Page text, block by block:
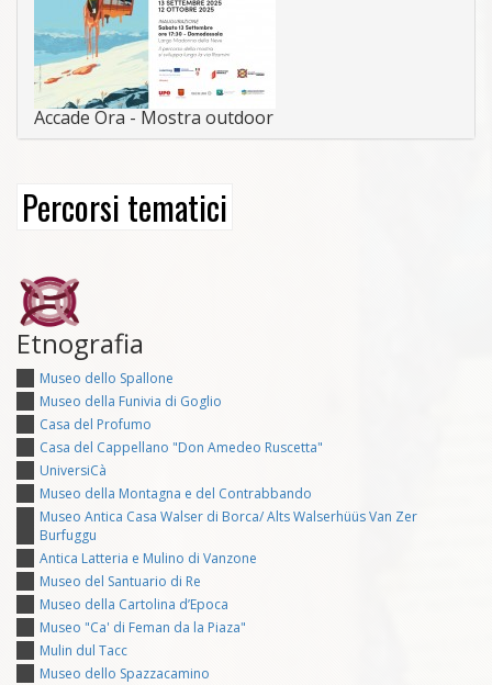
Accade Ora - Mostra outdoor
Percorsi tematici
Etnografia
Museo dello Spallone
Museo della Funivia di Goglio
Casa del Profumo
Casa del Cappellano "Don Amedeo Ruscetta"
UniversiCà
Museo della Montagna e del Contrabbando
Museo Antica Casa Walser di Borca/ Alts Walserhüüs Van Zer
Burfuggu
Antica Latteria e Mulino di Vanzone
Museo del Santuario di Re
Museo della Cartolina d’Epoca
Museo "Ca' di Feman da la Piaza"
Mulin dul Tacc
Museo dello Spazzacamino